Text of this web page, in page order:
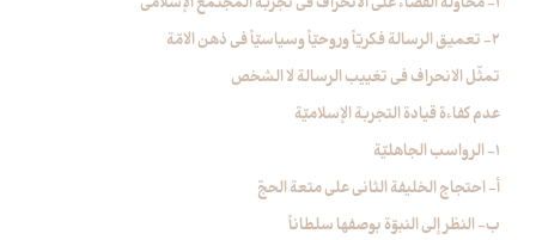
2- تعميق الرسالة فكريّاً وروحيّاً وسياسيّاً في ذهن الامّة
تمثّل الانحراف في تغييب الرسالة لا الشخص
عدم كفاءة قيادة التجربة الإسلاميّة
1- الرواسب الجاهليّة
أ- احتجاج الخليفة الثاني على متعة الحجّ
ب- النظر إلى النبوّة بوصفها سلطاناً